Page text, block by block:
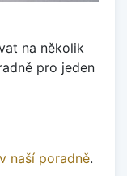
na několik
pro jeden
v naší poradně.